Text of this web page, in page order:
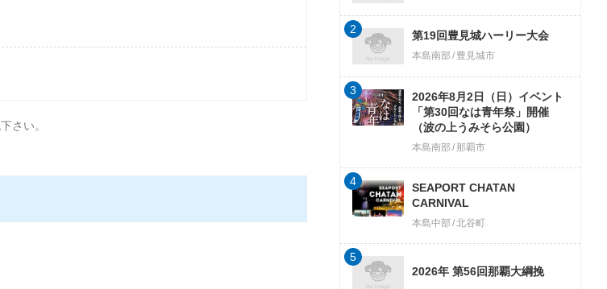
さい。
第19回豊見城ハーリー大会
本島南部 豊見城市
2
2026年8月2日（日）イベント
「第30回なは青年祭」開催
（波の上うみそら公園）
本島南部 那覇市
3
SEAPORT CHATAN
CARNIVAL
本島中部 北谷町
4
2026年 第56回那覇大綱挽
5